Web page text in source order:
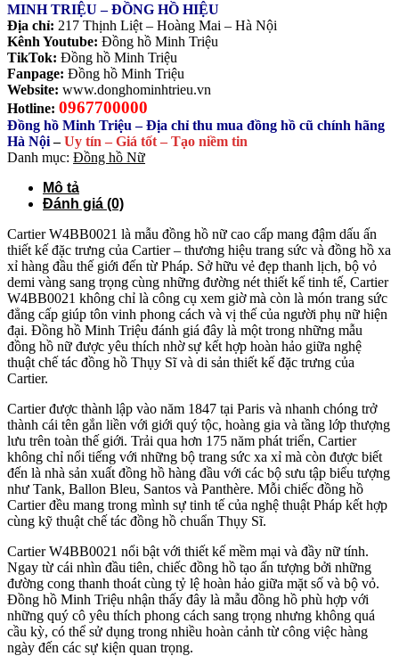
MINH TRIỆU – ĐỒNG HỒ HIỆU
Địa chỉ: 217 Thịnh Liệt – Hoàng Mai – Hà Nội
Kênh Youtube: Đồng hồ Minh Triệu
TikTok: Đồng hồ Minh Triệu
Fanpage: Đồng hồ Minh Triệu
Website: www.donghominhtrieu.vn
Hotline: 0967700000
Đồng hồ Minh Triệu – Địa chỉ thu mua đồng hồ cũ chính hãng
Hà Nội–Uy tín – Giá tốt – Tạo niềm tin
Danh mục: Đồng hồ Nữ
Mô tả
Đánh giá (0)
Cartier W4BB0021 là mẫu đồng hồ nữ cao cấp mang đậm dấu ấn
thiết kế đặc trưng của Cartier – thương hiệu trang sức và đồng hồ xa
xỉ hàng đầu thế giới đến từ Pháp. Sở hữu vẻ đẹp thanh lịch, bộ vỏ
demi vàng sang trọng cùng những đường nét thiết kế tinh tế, Cartier
W4BB0021 không chỉ là công cụ xem giờ mà còn là món trang sức
đẳng cấp giúp tôn vinh phong cách và vị thế của người phụ nữ hiện
đại. Đồng hồ Minh Triệu đánh giá đây là một trong những mẫu
đồng hồ nữ được yêu thích nhờ sự kết hợp hoàn hảo giữa nghệ
thuật chế tác đồng hồ Thụy Sĩ và di sản thiết kế đặc trưng của
Cartier.
Cartier được thành lập vào năm 1847 tại Paris và nhanh chóng trở
thành cái tên gắn liền với giới quý tộc, hoàng gia và tầng lớp thượng
lưu trên toàn thế giới. Trải qua hơn 175 năm phát triển, Cartier
không chỉ nổi tiếng với những bộ trang sức xa xỉ mà còn được biết
đến là nhà sản xuất đồng hồ hàng đầu với các bộ sưu tập biểu tượng
như Tank, Ballon Bleu, Santos và Panthère. Mỗi chiếc đồng hồ
Cartier đều mang trong mình sự tinh tế của nghệ thuật Pháp kết hợp
cùng kỹ thuật chế tác đồng hồ chuẩn Thụy Sĩ.
Cartier W4BB0021 nổi bật với thiết kế mềm mại và đầy nữ tính.
Ngay từ cái nhìn đầu tiên, chiếc đồng hồ tạo ấn tượng bởi những
đường cong thanh thoát cùng tỷ lệ hoàn hảo giữa mặt số và bộ vỏ.
Đồng hồ Minh Triệu nhận thấy đây là mẫu đồng hồ phù hợp với
những quý cô yêu thích phong cách sang trọng nhưng không quá
cầu kỳ, có thể sử dụng trong nhiều hoàn cảnh từ công việc hàng
ngày đến các sự kiện quan trọng.